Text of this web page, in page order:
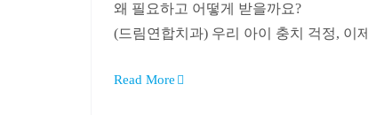
왜 필요하고 어떻게 받을까요?
(드림연합치과) 우리 아이 충치 걱정, 이제
Read More